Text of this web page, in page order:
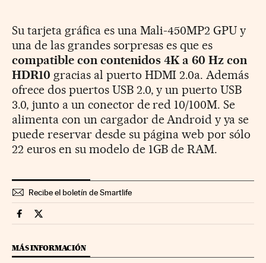
Su tarjeta gráfica es una Mali-450MP2 GPU y
una de las grandes sorpresas es que es
compatible con contenidos 4K a 60 Hz con
HDR10 gracias al puerto HDMI 2.0a. Además
ofrece dos puertos USB 2.0, y un puerto USB
3.0, junto a un conector de red 10/100M. Se
alimenta con un cargador de Android y ya se
puede reservar desde su página web por sólo
22 euros en su modelo de 1GB de RAM.
Recibe el boletín de Smartlife
Smartlife Cinco Días en Facebook
Smartlife Cinco Días en Twitter
MÁS INFORMACIÓN